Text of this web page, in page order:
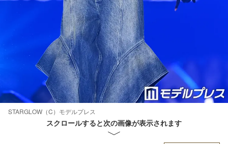
STARGLOW（C）モデルプレス
スクロールすると次の画像が表示されます